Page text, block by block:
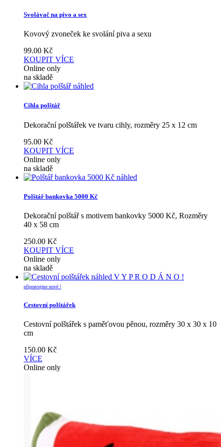
Svolávač na pivo a sex
Kovový zvoneček ke svolání piva a sexu
99.00 Kč
KOUPIT VÍCE
Online only
na skladě
náhled
Cihla polštář
Dekorační polštářek ve tvaru cihly, rozměry 25 x 12 cm
95.00 Kč
KOUPIT VÍCE
Online only
na skladě
náhled
Polštář bankovka 5000 Kč
Dekorační polštář s motivem bankovky 5000 Kč, Rozměry
40 x 58 cm
250.00 Kč
KOUPIT VÍCE
Online only
na skladě
náhled V Y P R O D Á N O !
připravujme nové !
Cestovní polštářek
Cestovní polštářek s paměťovou pěnou, rozměry 30 x 30 x 10
cm
150.00 Kč
VÍCE
Online only